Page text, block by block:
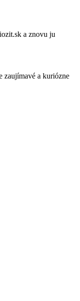
a znovu ju
zaujímavé a kuriózne